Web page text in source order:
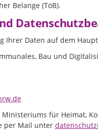
Belange (TöB).
Daten auf dem
Bau und
für Heimat,
per Mail unter